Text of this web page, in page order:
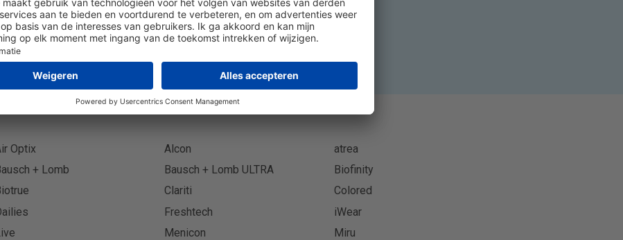
Abonneer
Optix Alcon
atrea
+ Lomb Bausch + Lomb ULTRA
Biofinity
Clariti
Colored
Freshtech
iWear
Menicon
Miru